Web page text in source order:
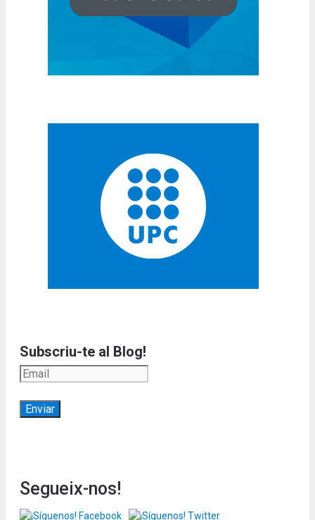
Subscriu-te al Blog!
Segueix-nos!